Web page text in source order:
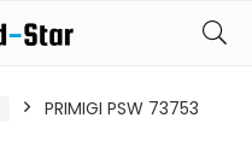
PRIMIGI PSW 73753